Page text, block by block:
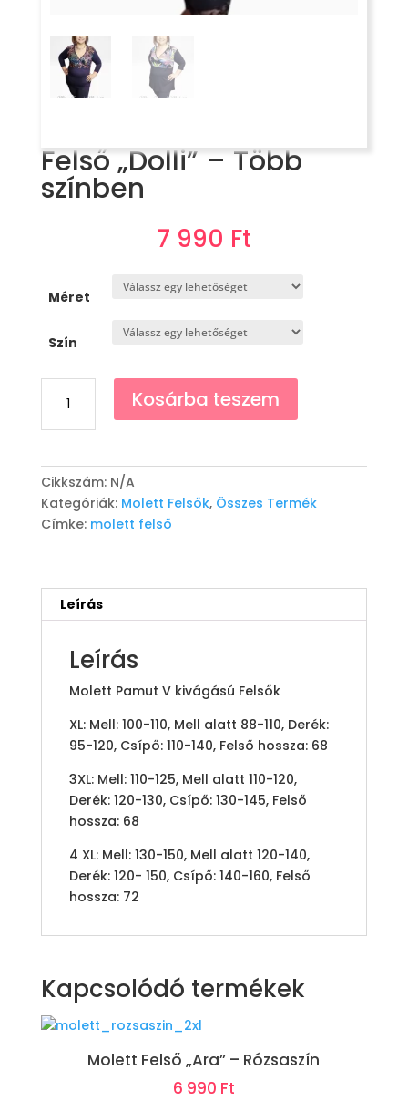
Felső „Dolli” – Több
színben
7 990 Ft
Méret
Szín
"Dolli"
-
színben
mennyiség
Kosárba teszem
Cikkszám: N/A
Kategóriák: Molett Felsők, Összes Termék
Címke: molett felső
Leírás
Leírás
Molett Pamut V kivágású Felsők
XL: Mell: 100-110, Mell alatt 88-110, Derék:
95-120, Csípő: 110-140, Felső hossza: 68
3XL: Mell: 110-125, Mell alatt 110-120,
Derék: 120-130, Csípő: 130-145, Felső
hossza: 68
4 XL: Mell: 130-150, Mell alatt 120-140,
Derék: 120- 150, Csípő: 140-160, Felső
hossza: 72
Kapcsolódó termékek
Molett Felső „Ara” – Rózsaszín
6 990 Ft